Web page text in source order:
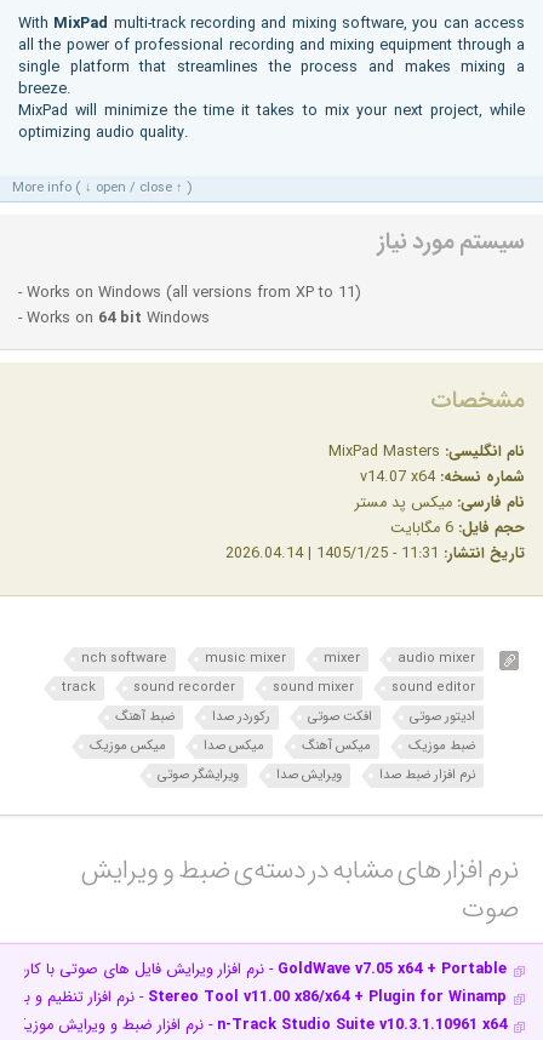
With MixPad multi-track recording and mixing software, you can access
all the power of professional recording and mixing equipment through a
single platform that streamlines the process and makes mixing a
breeze.
MixPad will minimize the time it takes to mix your next project, while
optimizing audio quality.
More info ( ↓ open / close ↑ )
سیستم مورد نیاز
- Works on Windows (all versions from XP to 11)
- Works on 64 bit Windows
مشخصات
نام انگلیسی:
شماره نسخه: v14.07 x64
نام فارسی: میکس پد مستر
حجم فایل:
تاریخ انتشار:
audio mixer
mixer
music mixer
nch software
sound editor
sound mixer
sound recorder
track
ادیتور صوتی
افکت صوتی رکوردر صدا
ضبط آهنگ
ضبط موزیک
میکس آهنگ میکس صدا
میکس موزیک
نرم افزار ضبط صدا
ویرایش صدا ویرایشگر صوتی
نرم افزار های مشابه در دسته‌ی‌ ضبط و ویرایش
صوت‎
GoldWave v7.05 x64 + Portable - نرم افزار ویرایش فایل های صوتی با
Stereo Tool v11.00 x86/x64 + Plugin for Winamp - نرم افزار تنظیم و
n-Track Studio Suite v10.3.1.10961 x64 - نرم افزار ضبط و ویرایش موزیک